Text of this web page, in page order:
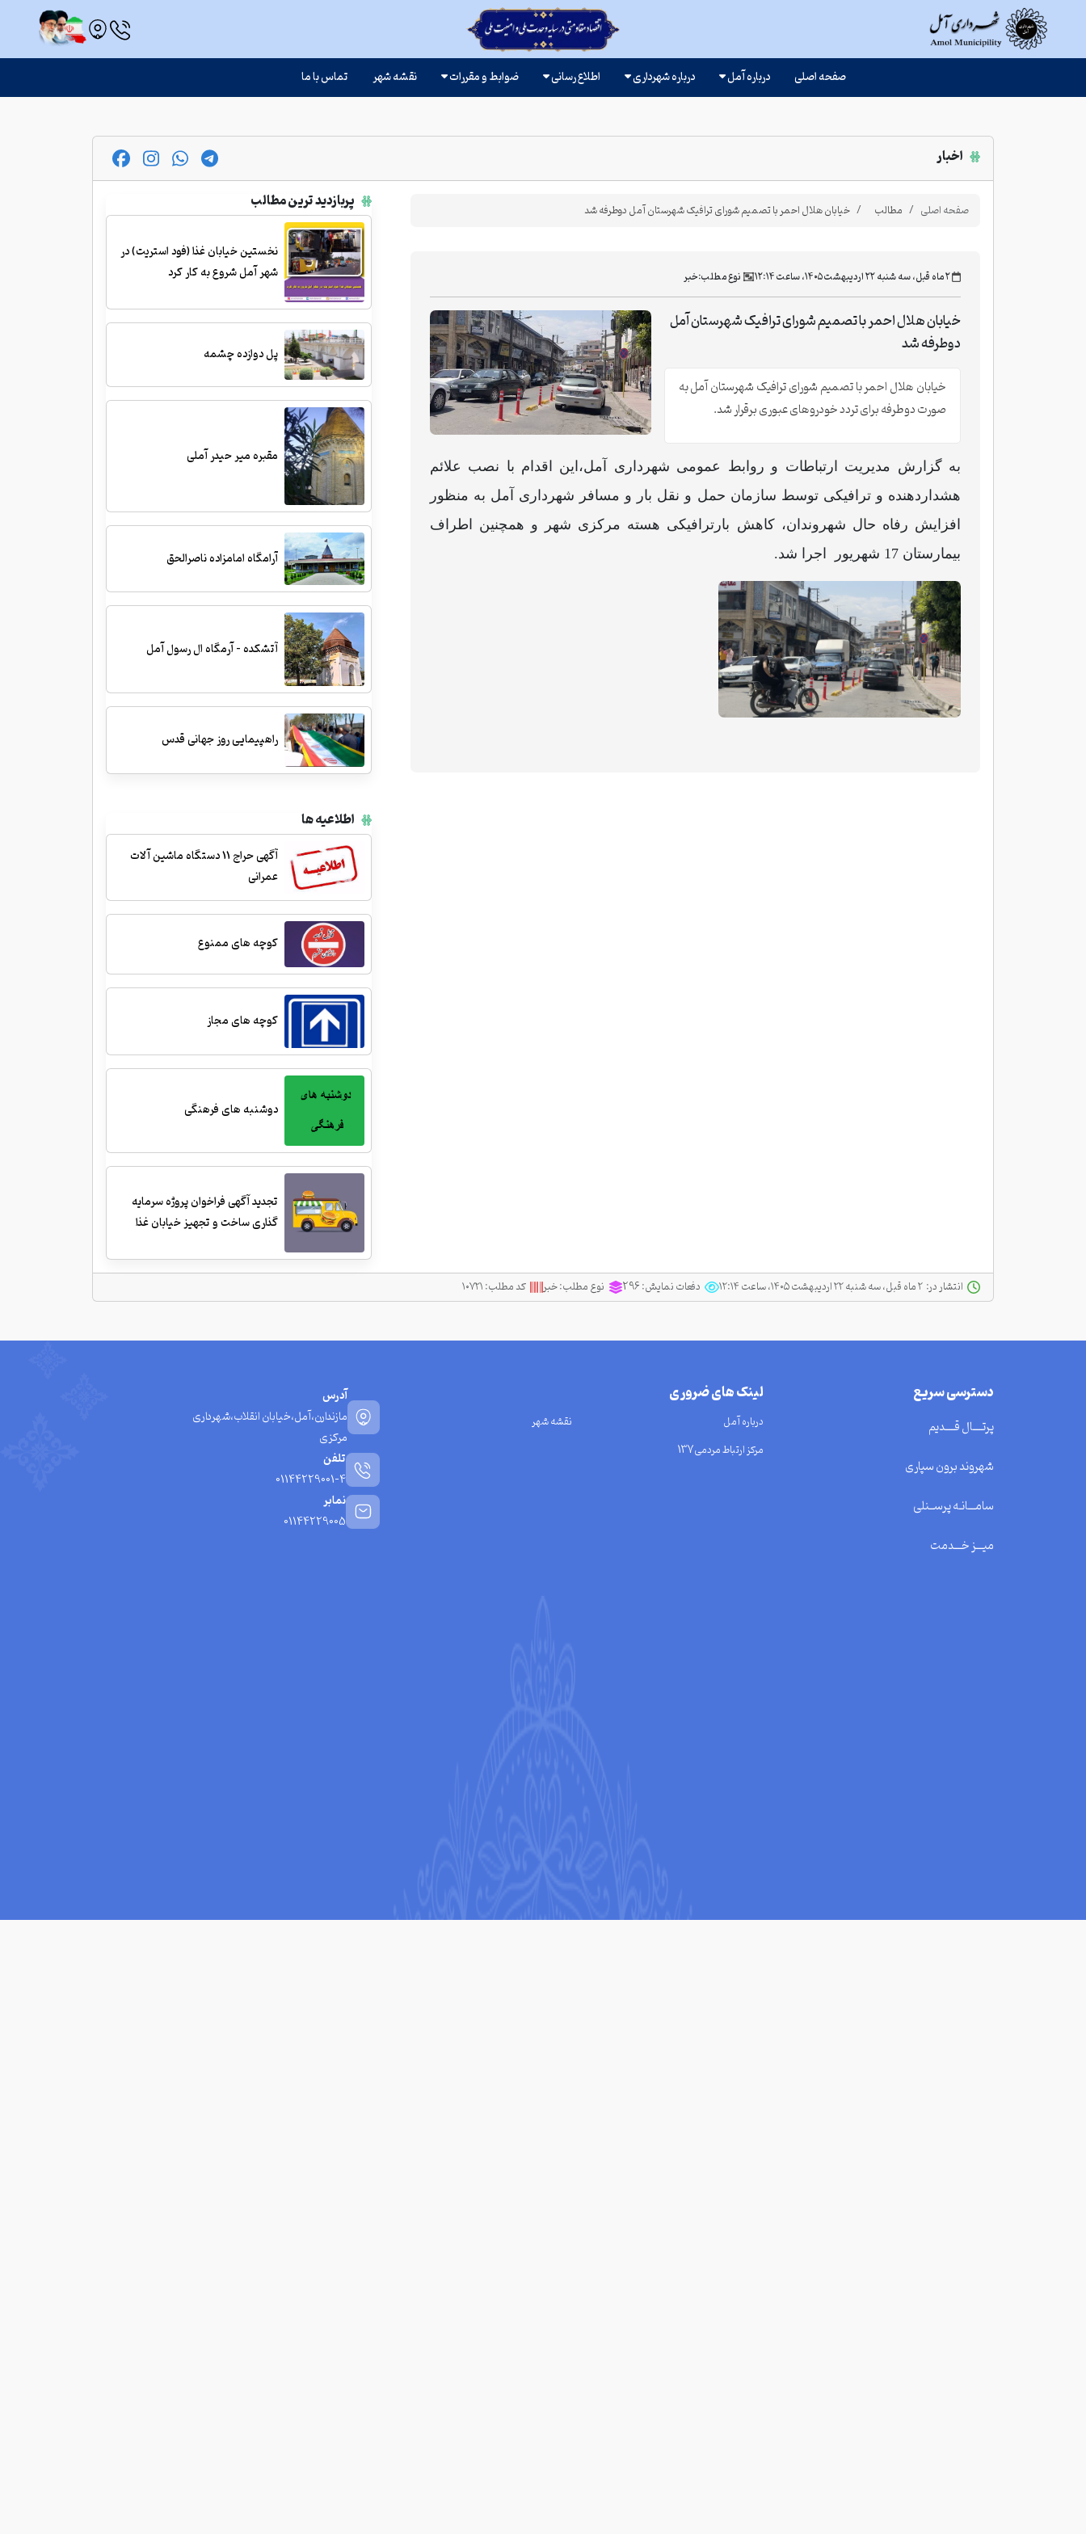
صفحه اصلی درباره آمل درباره شهرداری اطلاع رسانی ضوابط و مقررات نقشه شهر تماس با ما
اخبار
صفحه اصلی مطالب خیابان هلال احمر با تصمیم شورای ترافیک شهرستان آمل دوطرفه شد
‫۲ ماه قبل، سه شنبه ۲۲ اردیبهشت ۱۴۰۵، ساعت ۱۲:۱۴ نوع مطلب:خبر
خیابان هلال احمر با تصمیم شورای ترافیک شهرستان آمل
دوطرفه شد
خیابان هلال احمر با تصمیم شورای ترافیک شهرستان آمل به
صورت دوطرفه برای تردد خودروهای عبوری برقرار شد.
به گزارش مدیریت ارتباطات و روابط عمومی شهرداری آمل،این اقدام با نصب علائم
هشداردهنده و ترافیکی توسط سازمان حمل و نقل بار و مسافر شهرداری آمل به منظور
افزایش رفاه حال شهروندان، کاهش بارترافیکی هسته مرکزی شهر و همچنین اطراف
بیمارستان 17 شهریور اجرا شد.
پربازدید ترین مطالب
نخستین خیابان غذا (فود استریت) در
شهر آمل شروع به کار کرد
پل دوازده چشمه
مقبره میر حیدر آملی
آرامگاه امامزاده ناصرالحق
آتشکده - آرمگاه ال رسول آمل
راهپیمایی روز جهانی قدس
اطلاعیه ها
آگهی حراج 11 دستگاه ماشین آلات
عمرانی
کوچه های ممنوع
کوچه های مجاز
دوشنبه های فرهنگی
تجدید آگهی فراخوان پروژه سرمایه
گذاری ساخت و تجهیز خیابان غذا
انتشار در: دفعات نمایش:296 نوع مطلب:خبر کد مطلب:۱۰۷۲۱
دسترسی سریع
پرتــــال قــــدیم
شهروند برون سپاری
سامـــانـه پرســنلی
میـــز خـــدمت
لینک های ضروری
درباره آمل
نقشه شهر
مرکز ارتباط مردمی137
آدرس
مازندارن،آمل،خیابان انقلاب،شهرداری
مرکزی
تلفن
01144229001-4
نمابر
01144229005